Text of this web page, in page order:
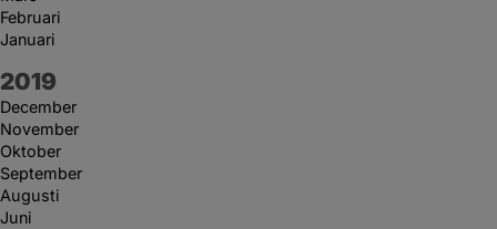
Februari
Januari
År:
2019
December
November
Oktober
September
Augusti
Juni